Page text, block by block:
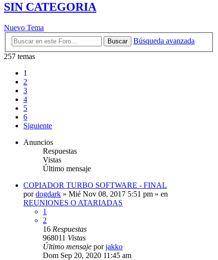
SIN CATEGORIA
Nuevo Tema
Buscar
Búsqueda avanzada
257 temas
1
2
3
4
5
6
Siguiente
Anuncios
Respuestas
Vistas
Último mensaje
COPIADOR TURBO SOFTWARE - FINAL
pordogdark » Mié Nov 08, 2017 5:51 pm » en
REUNIONES O ATARIADAS
1
2
16 Respuestas
968011 Vistas
Último mensaje porjakko
Dom Sep 20, 2020 11:45 am